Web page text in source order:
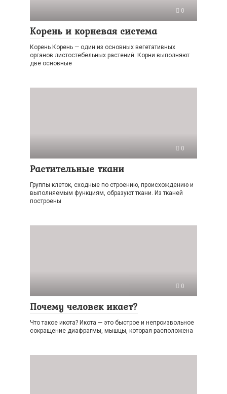
0
Корень и корневая система
Корень Корень — один из основных вегетативных
органов листостебельных растений. Корни выполняют
две основные
0
Растительные ткани
Группы клеток, сходные по строению, происхождению и
выполняемым функциям, образуют ткани. Из тканей
построены
0
Почему человек икает?
Что такое икота? Икота — это быстрое и непроизвольное
сокращение диафрагмы, мышцы, которая расположена